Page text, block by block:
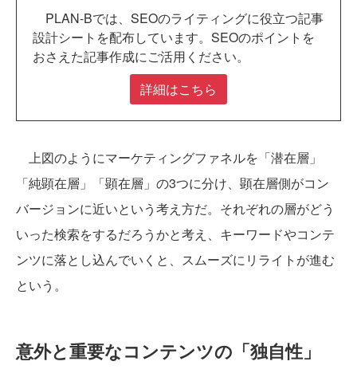
PLAN-Bでは、SEOのライティングに役立つ記事
設計シートを配布しています。SEOのポイントを
おさえた記事作成にご活用ください。
詳細はこちら
上図のようにマーケティングファネルを「潜在層」
「純顕在層」「顕在層」の3つに分け、顕在層側がコン
バージョンに近いという考え方だ。それぞれの層がどう
いった検索をするだろうかと考え、キーワードやコンテ
ンツに落とし込んでいくと、スムーズにリライトが進む
という。
意外と重要なコンテンツの「独自性」